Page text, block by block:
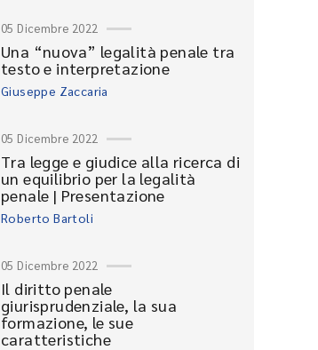
05 Dicembre 2022
Una “nuova” legalità penale tra
testo e interpretazione
Giuseppe Zaccaria
05 Dicembre 2022
Tra legge e giudice alla ricerca di
un equilibrio per la legalità
penale | Presentazione
Roberto Bartoli
05 Dicembre 2022
Il diritto penale
giurisprudenziale, la sua
formazione, le sue
caratteristiche